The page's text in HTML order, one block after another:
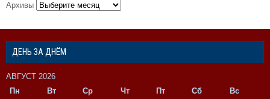
Архивы
ДЕНЬ ЗА ДНЁМ
АВГУСТ 2026
Пн
Вт Ср Чт Пт Сб
Вс